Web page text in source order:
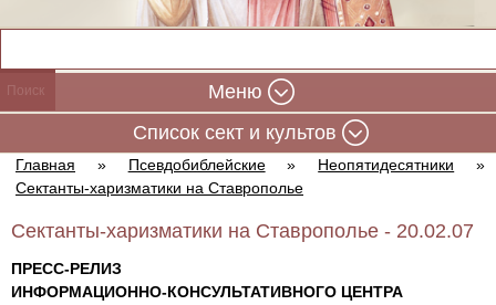
Меню
Cписок сект и культов
Главная » Псевдобиблейские » Неопятидесятники
»
Сектанты-харизматики на Ставрополье
Сектанты-харизматики на Ставрополье - 20.02.07
ПРЕСС-РЕЛИЗ
ИНФОРМАЦИОННО-КОНСУЛЬТАТИВНОГО ЦЕНТРА